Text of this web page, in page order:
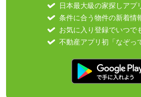
日本最大級の家探しアプ
条件に合う物件の新着情
お気に入り登録でいつで
不動産アプリ初「なぞっ